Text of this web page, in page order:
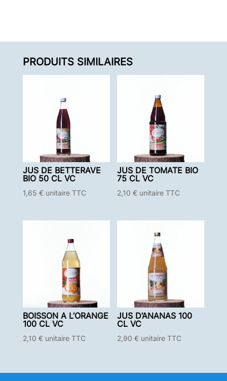
PRODUITS SIMILAIRES
JUS DE BETTERAVE
BIO 50 CL VC
1,65 € unitaire TTC
JUS DE TOMATE BIO
75 CL VC
2,10€ unitaire TTC
BOISSON A L’ORANGE
100 CL VC
2,10 € unitaire TTC
JUS D’ANANAS 100
CL VC
2,90€ unitaire TTC